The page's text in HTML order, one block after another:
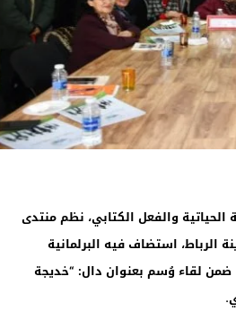
الحياتية والفعل الكتابي، نظم منتدى
وأدبيًا بمقره بمدينة الرباط، استضاف فيه البرلمانية
ضمن لقاء وُسم بعنوان دال:
“خديجة
.